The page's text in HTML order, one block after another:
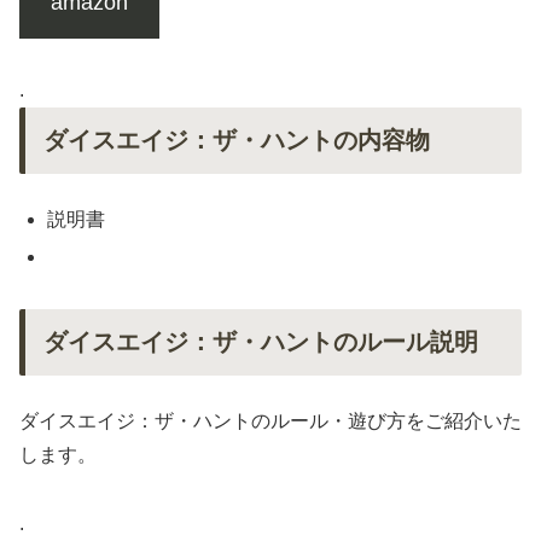
.
ダイスエイジ：ザ・ハントの内容物
説明書
ダイスエイジ：ザ・ハントのルール説明
ダイスエイジ：ザ・ハントのルール・遊び方をご紹介いた
します。
.